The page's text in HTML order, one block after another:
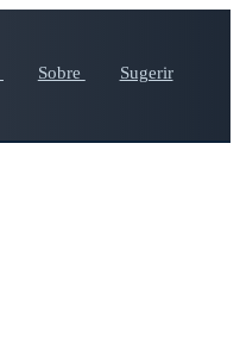
Sobre
Sugerir